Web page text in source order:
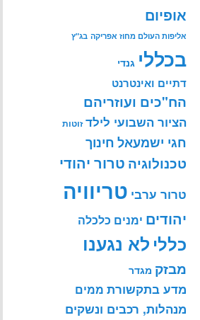
אופיום
אליפות העולם מחוז אפריקה בג"ץ
בכללי גנדי
דתיים ואינטרנט
הח"כים ועוזריהם
הציור השבועי לילד זוטות
חגי ישמעאל חינוך
טכנולוגיה טרור יהודי
טרור ערבי טריוויה
יהודים ימנים כלכלה
כללי לא נגענו
מבזק מגדר
מדע בתקשורת ממים
מנהלות, רכבים ונשקים